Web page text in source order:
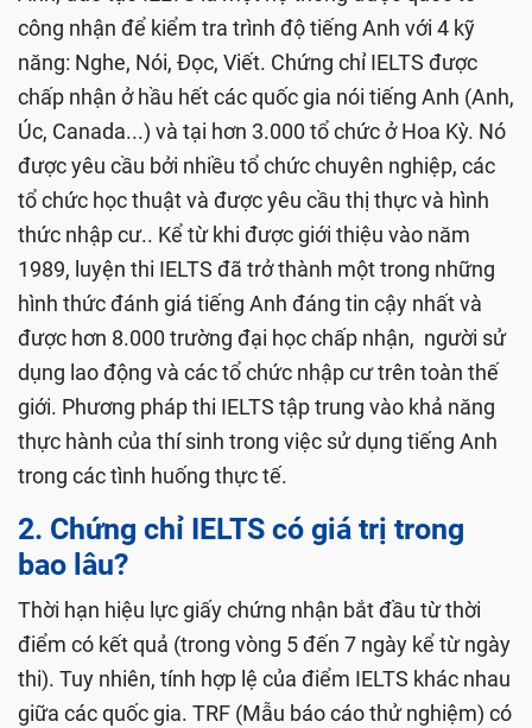
công nhận để kiểm tra trình độ tiếng Anh với 4 kỹ
năng: Nghe, Nói, Đọc, Viết. Chứng chỉ IELTS được
chấp nhận ở hầu hết các quốc gia nói tiếng Anh (Anh,
Úc, Canada...) và tại hơn 3.000 tổ chức ở Hoa Kỳ. Nó
được yêu cầu bởi nhiều tổ chức chuyên nghiệp, các
tổ chức học thuật và được yêu cầu thị thực và hình
thức nhập cư.. Kể từ khi được giới thiệu vào năm
1989, luyện thi IELTS đã trở thành một trong những
hình thức đánh giá tiếng Anh đáng tin cậy nhất và
được hơn 8.000 trường đại học chấp nhận, người sử
dụng lao động và các tổ chức nhập cư trên toàn thế
giới. Phương pháp thi IELTS tập trung vào khả năng
thực hành của thí sinh trong việc sử dụng tiếng Anh
trong các tình huống thực tế.
2. Chứng chỉ IELTS có giá trị trong
bao lâu?
Thời hạn hiệu lực giấy chứng nhận bắt đầu từ thời
điểm có kết quả (trong vòng 5 đến 7 ngày kể từ ngày
thi). Tuy nhiên, tính hợp lệ của điểm IELTS khác nhau
giữa các quốc gia. TRF (Mẫu báo cáo thử nghiệm) có